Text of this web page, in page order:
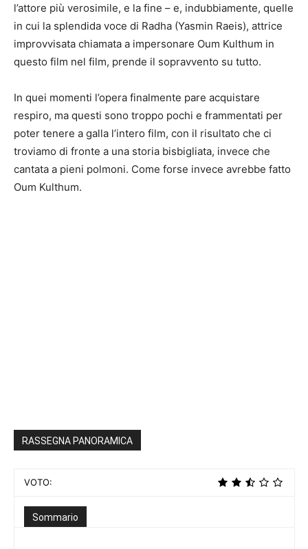
l’attore più verosimile, e la fine – e, indubbiamente, quelle
in cui la splendida voce di Radha (Yasmin Raeis), attrice
improvvisata chiamata a impersonare Oum Kulthum in
questo film nel film, prende il sopravvento su tutto.
In quei momenti l’opera finalmente pare acquistare
respiro, ma questi sono troppo pochi e frammentati per
poter tenere a galla l’intero film, con il risultato che ci
troviamo di fronte a una storia bisbigliata, invece che
cantata a pieni polmoni. Come forse invece avrebbe fatto
Oum Kulthum.
RASSEGNA PANORAMICA
VOTO:
Sommario